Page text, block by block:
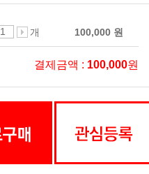
개 100,000 원
결제금액 : 100,000원